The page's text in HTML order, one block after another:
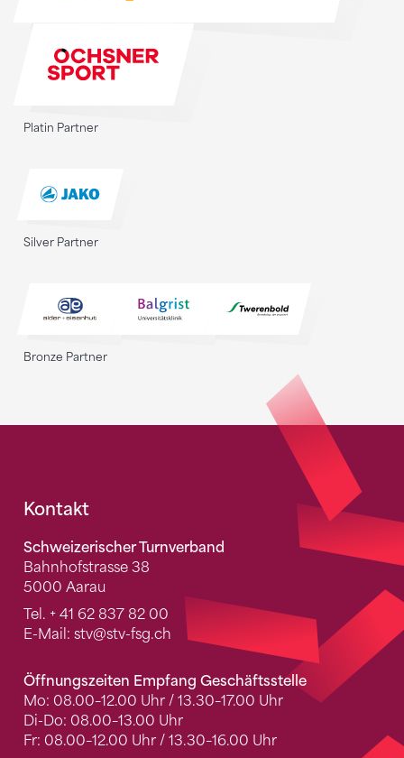
Platin Partner
Silver Partner
Bronze Partner
Fusszeile
Kontakt
Schweizerischer Turnverband
Bahnhofstrasse 38
5000 Aarau
Tel. + 41 62 837 82 00
E-Mail: stv@stv-fsg.ch
Öffnungszeiten Empfang Geschäftsstelle
Mo: 08.00–12.00 Uhr / 13.30–17.00 Uhr
Di-Do: 08.00–13.00 Uhr
Fr: 08.00–12.00 Uhr / 13.30–16.00 Uhr